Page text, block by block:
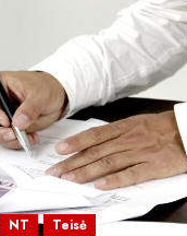
NT Teisė